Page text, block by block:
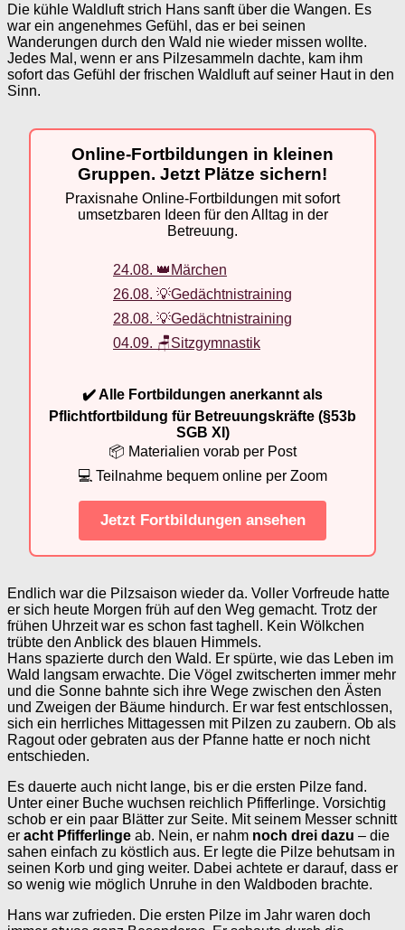
Die kühle Waldluft strich Hans sanft über die Wangen. Es
war ein angenehmes Gefühl, das er bei seinen
Wanderungen durch den Wald nie wieder missen wollte.
Jedes Mal, wenn er ans Pilzesammeln dachte, kam ihm
sofort das Gefühl der frischen Waldluft auf seiner Haut in den
Sinn.
Online-Fortbildungen in kleinen
Gruppen. Jetzt Plätze sichern!
Praxisnahe Online-Fortbildungen mit sofort
umsetzbaren Ideen für den Alltag in der
Betreuung.
24.08. 👑Märchen
26.08. 💡Gedächtnistraining
28.08. 💡Gedächtnistraining
04.09. 🪑Sitzgymnastik
✔️ Alle Fortbildungen anerkannt als
Pflichtfortbildung für Betreuungskräfte (§53b
SGB XI)
📦 Materialien vorab per Post
💻 Teilnahme bequem online per Zoom
Jetzt Fortbildungen ansehen
Endlich war die Pilzsaison wieder da. Voller Vorfreude hatte
er sich heute Morgen früh auf den Weg gemacht. Trotz der
frühen Uhrzeit war es schon fast taghell. Kein Wölkchen
trübte den Anblick des blauen Himmels.
Hans spazierte durch den Wald. Er spürte, wie das Leben im
Wald langsam erwachte. Die Vögel zwitscherten immer mehr
und die Sonne bahnte sich ihre Wege zwischen den Ästen
und Zweigen der Bäume hindurch. Er war fest entschlossen,
sich ein herrliches Mittagessen mit Pilzen zu zaubern. Ob als
Ragout oder gebraten aus der Pfanne hatte er noch nicht
entschieden.
Es dauerte auch nicht lange, bis er die ersten Pilze fand.
Unter einer Buche wuchsen reichlich Pfifferlinge. Vorsichtig
schob er ein paar Blätter zur Seite. Mit seinem Messer schnitt
er acht Pfifferlinge ab. Nein, er nahm noch drei dazu – die
sahen einfach zu köstlich aus. Er legte die Pilze behutsam in
seinen Korb und ging weiter. Dabei achtete er darauf, dass er
so wenig wie möglich Unruhe in den Waldboden brachte.
Hans war zufrieden. Die ersten Pilze im Jahr waren doch